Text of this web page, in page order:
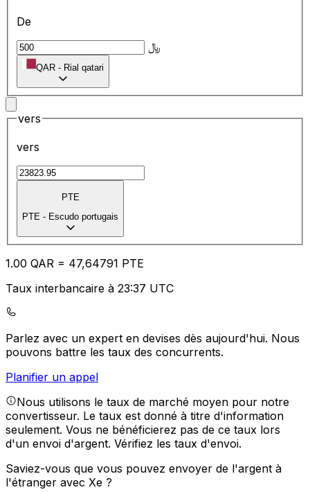
De
﷼
QAR - Rial qatari
vers
vers
PTE
PTE - Escudo portugais
1.00 QAR = 47,64791 PTE
Taux interbancaire à 23:37 UTC
Parlez avec un expert en devises dès aujourd'hui. Nous
pouvons battre les taux des concurrents.
Planifier un appel
Nous utilisons le taux de marché moyen pour notre
convertisseur. Le taux est donné à titre d'information
seulement. Vous ne bénéficierez pas de ce taux lors
d'un envoi d'argent. Vérifiez les taux d'envoi.
Saviez-vous que vous pouvez envoyer de l'argent à
l'étranger avec Xe ?